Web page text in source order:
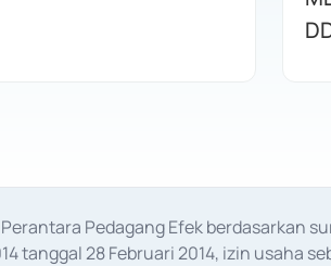
Pedagang Efek berdasarkan
tanggal 28 Februari 2014, izin